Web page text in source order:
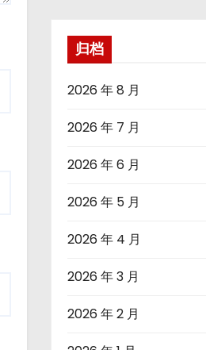
归档
2026 年 8 月
2026 年 7 月
2026 年 6 月
2026 年 5 月
2026 年 4 月
2026 年 3 月
2026 年 2 月